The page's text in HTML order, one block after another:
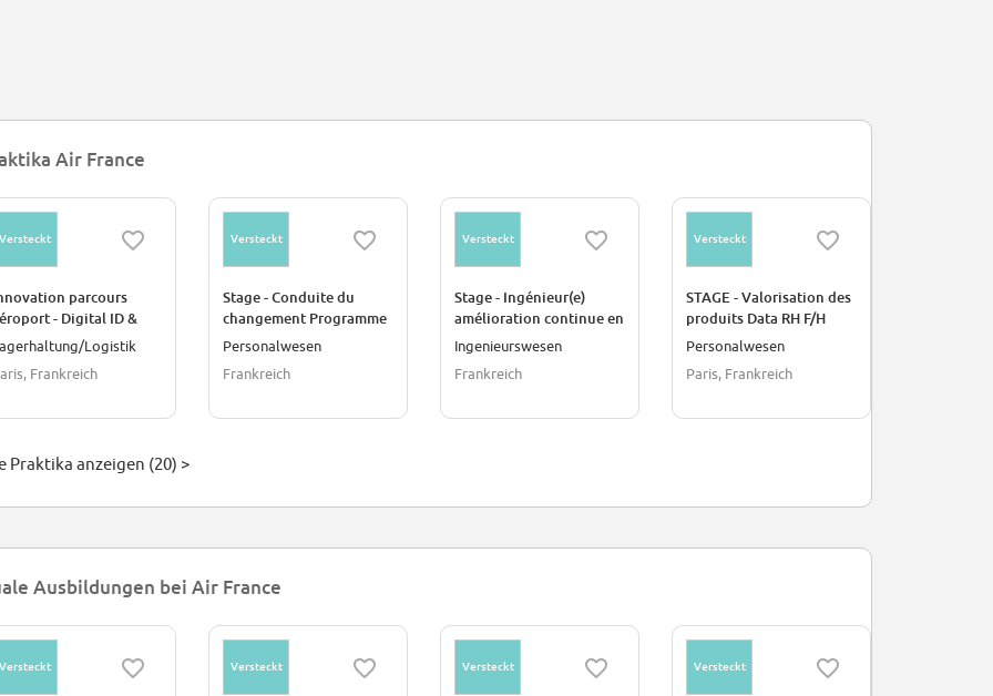
Air France
Versteckt
parcours
- Digital ID &
voyage F/H
Logistik
Frankreich
Versteckt
Stage - Conduite du
changement Programme
ECLAIR F/H
Personalwesen
Frankreich
Versteckt
Stage - Ingénieur(e)
amélioration continue en
production F/H
Ingenieurswesen
Frankreich
Versteckt
STAGE - Valorisation des
produits Data RH F/H
Personalwesen
Paris, Frankreich
Praktika anzeigen (20) >
Ausbildungen bei Air France
Versteckt Versteckt Versteckt Versteckt